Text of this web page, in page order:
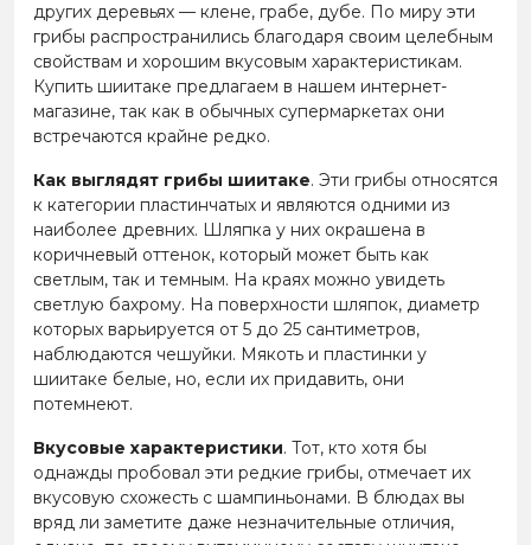
других деревьях — клене, грабе, дубе. По миру эти
грибы распространились благодаря своим целебным
свойствам и хорошим вкусовым характеристикам.
Купить шиитаке предлагаем в нашем интернет-
магазине, так как в обычных супермаркетах они
встречаются крайне редко.
Как выглядят грибы шиитаке. Эти грибы относятся
к категории пластинчатых и являются одними из
наиболее древних. Шляпка у них окрашена в
коричневый оттенок, который может быть как
светлым, так и темным. На краях можно увидеть
светлую бахрому. На поверхности шляпок, диаметр
которых варьируется от 5 до 25 сантиметров,
наблюдаются чешуйки. Мякоть и пластинки у
шиитаке белые, но, если их придавить, они
потемнеют.
Вкусовые характеристики. Тот, кто хотя бы
однажды пробовал эти редкие грибы, отмечает их
вкусовую схожесть с шампиньонами. В блюдах вы
вряд ли заметите даже незначительные отличия,